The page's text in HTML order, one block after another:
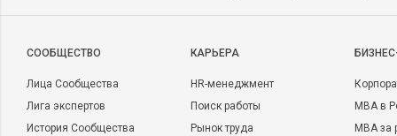
CООБЩЕСТВО
Лица Сообщества
Лига экспертов
История Сообщества
КАРЬЕРА
HR-менеджмент
Поиск работы
Рынок труда
MBA в
MBA